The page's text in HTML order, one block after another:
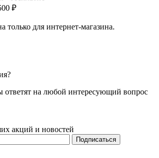
₽
только для интернет-магазина.
ответят на любой интересующий вопрос
акций и новостей
Подписаться